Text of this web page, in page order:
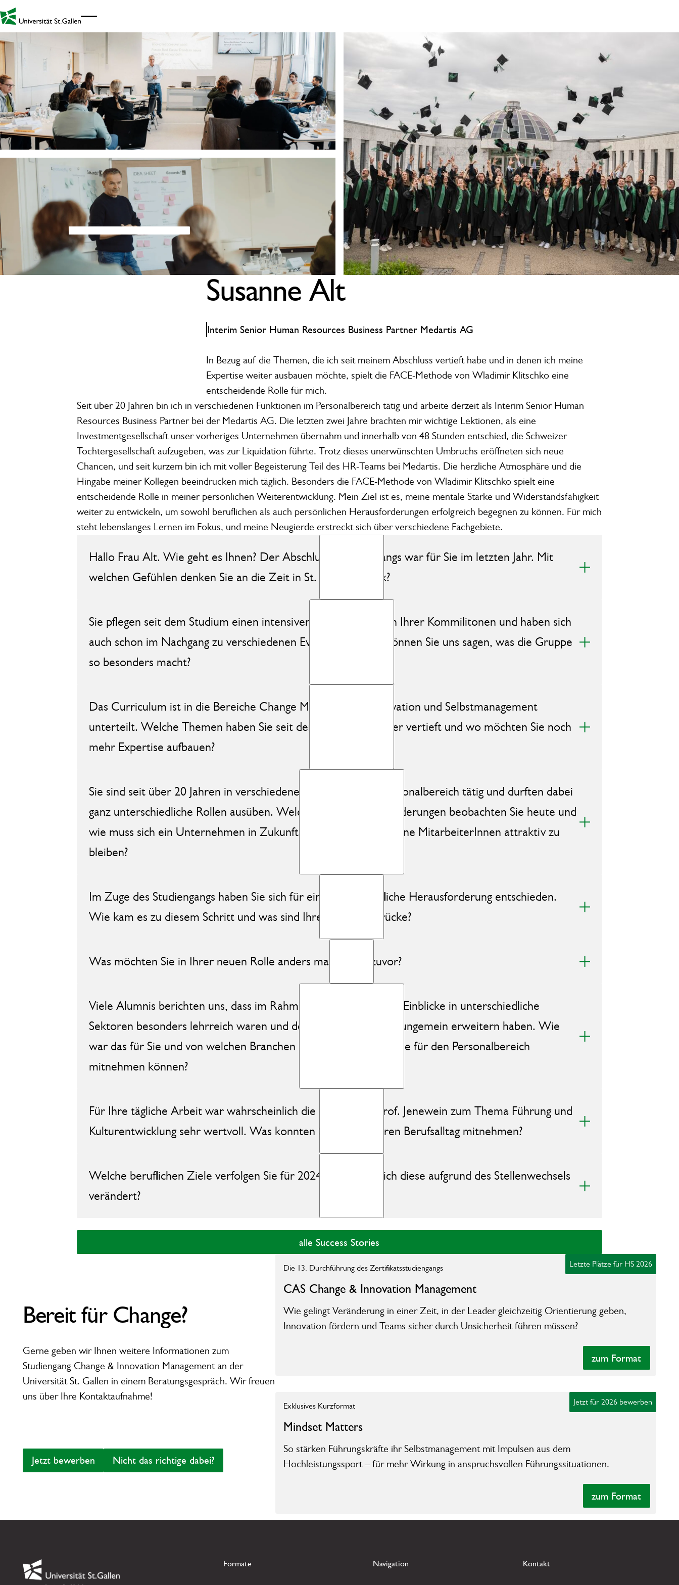
Link zur Startseite - Mobil
Susanne Alt
Interim Senior Human Resources Business Partner Medartis AG
In Bezug auf die Themen, die ich seit meinem Abschluss vertieft habe und in denen ich meine
Expertise weiter ausbauen möchte, spielt die FACE-Methode von Wladimir Klitschko eine
entscheidende Rolle für mich.
Seit über 20 Jahren bin ich in verschiedenen Funktionen im Personalbereich tätig und arbeite derzeit als Interim Senior Human
Resources Business Partner bei der Medartis AG. Die letzten zwei Jahre brachten mir wichtige Lektionen, als eine
Investmentgesellschaft unser vorheriges Unternehmen übernahm und innerhalb von 48 Stunden entschied, die Schweizer
Tochtergesellschaft aufzugeben, was zur Liquidation führte. Trotz dieses unerwünschten Umbruchs eröffneten sich neue
Chancen, und seit kurzem bin ich mit voller Begeisterung Teil des HR-Teams bei Medartis. Die herzliche Atmosphäre und die
Hingabe meiner Kollegen beeindrucken mich täglich. Besonders die FACE-Methode von Wladimir Klitschko spielt eine
entscheidende Rolle in meiner persönlichen Weiterentwicklung. Mein Ziel ist es, meine mentale Stärke und Widerstandsfähigkeit
weiter zu entwickeln, um sowohl beruflichen als auch persönlichen Herausforderungen erfolgreich begegnen zu können. Für mich
steht lebenslanges Lernen im Fokus, und meine Neugierde erstreckt sich über verschiedene Fachgebiete.
Hallo Frau Alt. Wie geht es Ihnen? Der Abschluss des Lehrgangs war für Sie im letzten Jahr. Mit
welchen Gefühlen denken Sie an die Zeit in St. Gallen zurück?
Sie pflegen seit dem Studium einen intensiven kontakt zu vielen Ihrer Kommilitonen und haben sich
auch schon im Nachgang zu verschiedenen Events getroffen. Können Sie uns sagen, was die Gruppe
so besonders macht?
Das Curriculum ist in die Bereiche Change Management, Innovation und Selbstmanagement
unterteilt. Welche Themen haben Sie seit dem Abschluss weiter vertieft und wo möchten Sie noch
mehr Expertise aufbauen?
Sie sind seit über 20 Jahren in verschiedenen Funktionen im Personalbereich tätig und durften dabei
ganz unterschiedliche Rollen ausüben. Welche generellen Veränderungen beobachten Sie heute und
wie muss sich ein Unternehmen in Zukunft aufstellen, um für seine MitarbeiterInnen attraktiv zu
bleiben?
Im Zuge des Studiengangs haben Sie sich für eine neue berufliche Herausforderung entschieden.
Wie kam es zu diesem Schritt und was sind Ihre ersten Eindrücke?
Was möchten Sie in Ihrer neuen Rolle anders machen als zuvor?
Viele Alumnis berichten uns, dass im Rahmen des Lehrgangs die Einblicke in unterschiedliche
Sektoren besonders lehrreich waren und den eigenen Horizont ungemein erweitern haben. Wie
war das für Sie und von welchen Branchen haben Sie Erkenntnisse für den Personalbereich
mitnehmen können?
Für Ihre tägliche Arbeit war wahrscheinlich die Session mit Prof. Jenewein zum Thema Führung und
Kulturentwicklung sehr wertvoll. Was konnten Sie hier für Ihren Berufsalltag mitnehmen?
Welche beruflichen Ziele verfolgen Sie für 2024 und haben sich diese aufgrund des Stellenwechsels
verändert?
alle Success Stories
alle Success Stories
Bereit für Change?
Gerne geben wir Ihnen weitere Informationen zum
Studiengang Change & Innovation Managementan der
Universität St. Gallen in einem Beratungsgespräch. Wir freuen
uns über Ihre Kontaktaufnahme!
Jetzt bewerben
Jetzt bewerben
Nicht das richtige dabei?
Nicht das richtige dabei?
Letzte Plätze für HS 2026
Die 13. Durchführung des Zertifikatsstudiengangs
CAS Change &­ ​­­Inno­vation Manage­ment­
Wie gelingt Veränderung in einer Zeit, in der Leader gleichzeitig Orientierung geben,
Innovation fördern und Teams sicher durch Unsicherheit führen müssen?
zum Format
Jetzt für 2026 bewerben
Exklusives Kurzformat
Mindset Matters
So stärken Führungskräfte ihr Selbstmanagement mit Impulsen aus dem
Hochleistungssport – für mehr Wirkung in anspruchsvollen Führungssituationen.
zum Format
Link zur Startseite Formate Navigation Kontakt